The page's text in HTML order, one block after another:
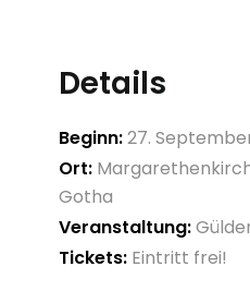
Details
Beginn:27.
Ort:
Gotha
Veranstaltung:
Tickets: Eintritt frei!